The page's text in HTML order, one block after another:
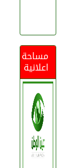
مساحة
اعلانية